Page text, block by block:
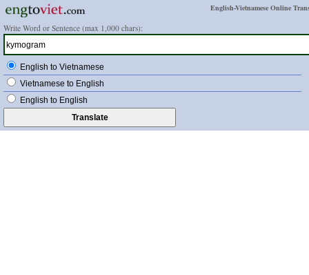
English-Vietnamese Online
Write Word or Sentence (max 1,000 chars):
English to Vietnamese
Vietnamese to English
English to English